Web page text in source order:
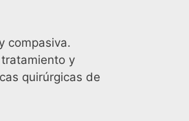
compasiva.
y
quirúrgicas de